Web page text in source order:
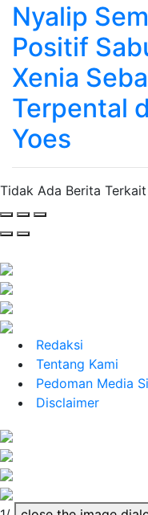
Nyalip
Positif
Xenia
Terpental
Yoes
Tidak Ada Berita Terkait
Redaksi
Tentang Kami
Pedoman Media
Disclaimer